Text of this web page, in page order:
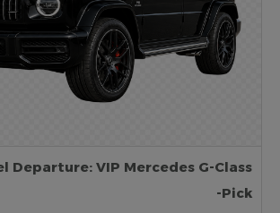
Departure: VIP Mercedes G-Class
Pick-